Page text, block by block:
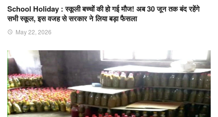
School Holiday : स्कूली बच्चों की हो गई मौज! अब 30 जून तक बंद रहेंगे
सभी स्कूल, इस वजह से सरकार ने लिया बड़ा फैसला
May 22, 2026